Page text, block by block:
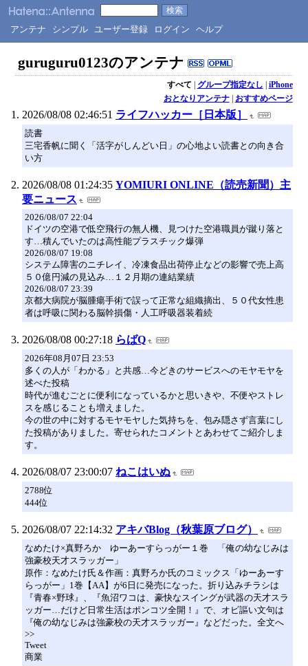
アンテナ シンプル ユーザー登録 ログイン ヘルプ
guruguru0123のアンテナ
すべて | グループ指定なし | iPhone
おとなりアンテナ| おすすめページ
2026/08/08 02:46:51 ライフハッカー［日本版］
読書
三宅香帆に聞く「活字がしんどい日」の心地よい読書との向き合
い方
2026/08/08 01:24:35 YOMIURI ONLINE（読売新聞）主
要ニュース
2026/08/07 22:04
ドイツの空港で低空飛行の無人機、見つけた空港職員が蹴り落と
す…積んでいたのは高性能プラスチック爆弾
2026/08/07 19:08
システム障害のニチレイ、冷凍食品出荷停止などの影響で売上高
５０億円減の見込み…１２月期の連結業績
2026/08/07 23:39
京都大病院が脳腫瘍手術で誤って正常な組織摘出、５０代女性患
者は呼吸に関わる脳幹損傷・人工呼吸器装着続
2026/08/08 00:27:18 らばQ
2026年08月07日 23:53
多くの人が「わかる」と共感…今どきのサービスへのモヤモヤを
述べた投稿
時代が進むごとに便利になっているかと思いきや、不便やストレ
スを感じることも増えました。
今の世の中に対するモヤモヤした気持ちを、包み隠さず言葉にし
た投稿がありました。寄せられたコメントとあわせてご紹介しま
す。
2026/08/07 23:00:07 ねこはいぬ
2788位
444位
2026/08/07 22:14:32 アキバBlog（秋葉原ブログ）
なめたけ×真野ろか ゆーあーすらっがー１巻 「俺の幼なじみは
強豪校天才スラッガー」
原作：なめたけ氏＆作画：真野ろか氏のコミックス「ゆーあーす
らっがー」1巻【AA】が6日に発売になった。折り込みチラシは
『青春×野球』、『魚沼ワコは、豪快なスイングが武器の天才スラ
ッガー…だけど日常生活はポンコツ全開！』で、オビ謳い文句は
『俺の幼なじみは強豪校の天才スラッガー』などだった。全文へ
>>
Tweet
商業